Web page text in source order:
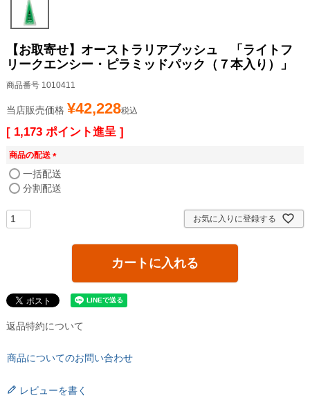
【お取寄せ】オーストラリアブッシュ 「ライトフ
リークエンシー・ピラミッドパック（７本入り）」
商品番号 1010411
当店販売価格 ¥42,228税込
[ 1,173 ポイント進呈 ]
商品の配送
(
必
須
一括配送
分割配送
お気に入りに登録する
カートに入れる
返品特約について
商品についてのお問い合わせ
レビューを書く